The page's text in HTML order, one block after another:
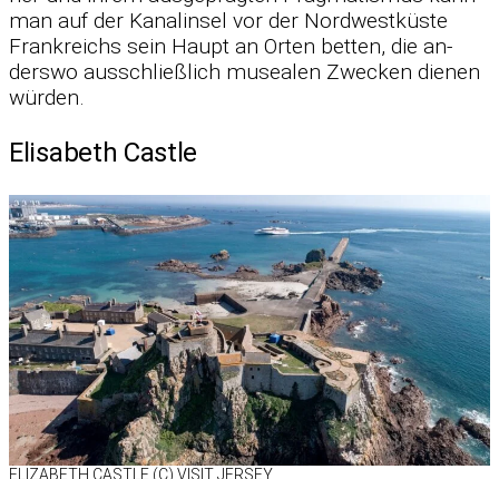
man auf der Ka­nal­in­sel vor der Nord­west­küste
Frank­reichs sein Haupt an Or­ten bet­ten, die an­
derswo aus­schließ­lich mu­sea­len Zwe­cken die­nen
wür­den.
Elisabeth Castle
ELIZA­BETH CASTLE (C) VI­SIT JER­SEY